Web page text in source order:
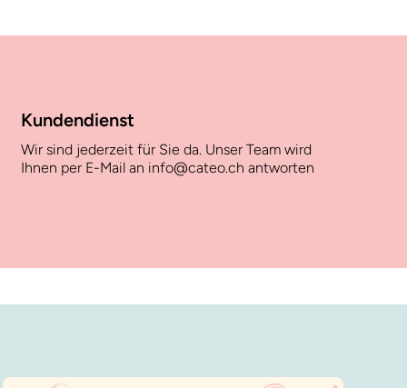
Kundendienst
Wir sind jederzeit für Sie da. Unser Team wird
Ihnen per E-Mail an info@cateo.ch antworten